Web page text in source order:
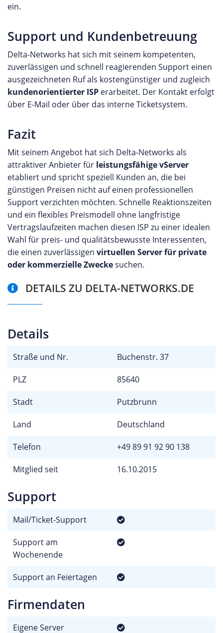
ein.
Support und Kundenbetreuung
Delta-Networks hat sich mit seinem kompetenten,
zuverlässigen und schnell reagierenden Support einen
ausgezeichneten Ruf als kostengünstiger und zugleich
kundenorientierter ISP erarbeitet. Der Kontakt erfolgt
über E-Mail oder über das interne Ticketsystem.
Fazit
Mit seinem Angebot hat sich Delta-Networks als
attraktiver Anbieter für leistungsfähige vServer
etabliert und spricht speziell Kunden an, die bei
günstigen Preisen nicht auf einen professionellen
Support verzichten möchten. Schnelle Reaktionszeiten
und ein flexibles Preismodell ohne langfristige
Vertragslaufzeiten machen diesen ISP zu einer idealen
Wahl für preis- und qualitätsbewusste Interessenten,
die einen zuverlässigen virtuellen Server für private
oder kommerzielle Zweckesuchen.
DETAILS ZU DELTA-NETWORKS.DE
Details
Straße und Nr. Buchenstr. 37
PLZ 85640
Stadt Putzbrunn
Land Deutschland
Telefon +49 89 91 92 90 138
Mitglied seit 16.10.2015
Support
Mail/Ticket-Support
Support am
Wochenende
Support an Feiertagen
Firmendaten
Eigene Server